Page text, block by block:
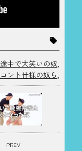
途中で大笑いの奴,
コント仕様の奴ら,
PREV